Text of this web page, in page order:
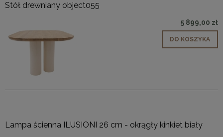
Stół drewniany object055
5 899,00 zł
DO KOSZYKA
Lampa ścienna ILUSIONI 26 cm - okrągły kinkiet biały